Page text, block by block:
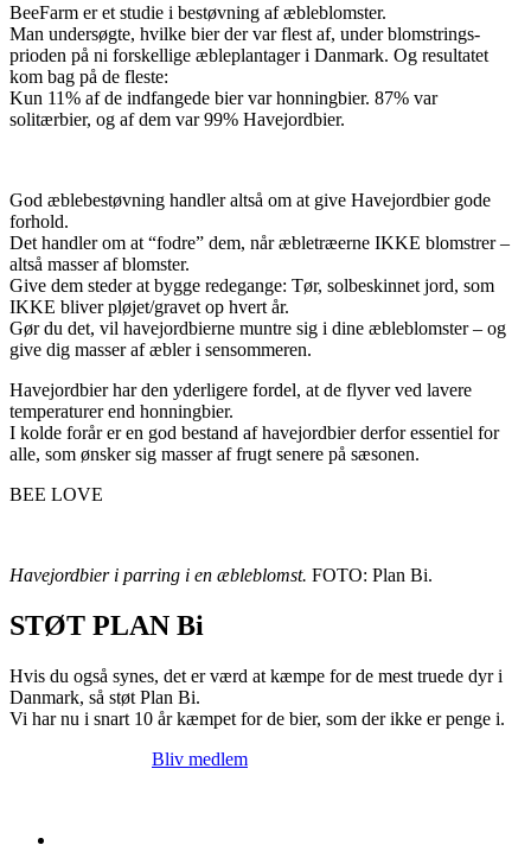
BeeFarm er et studie i bestøvning af æbleblomster.
Man undersøgte, hvilke bier der var flest af, under blomstrings-
prioden på ni forskellige æbleplantager i Danmark. Og resultatet
kom bag på de fleste:
Kun 11% af de indfangede bier var honningbier. 87% var
solitærbier, og af dem var 99% Havejordbier.
God æblebestøvning handler altså om at give Havejordbier gode
forhold.
Det handler om at “fodre” dem, når æbletræerne IKKE blomstrer –
altså masser af blomster.
Give dem steder at bygge redegange: Tør, solbeskinnet jord, som
IKKE bliver pløjet/gravet op hvert år.
Gør du det, vil havejordbierne muntre sig i dine æbleblomster – og
give dig masser af æbler i sensommeren.
Havejordbier har den yderligere fordel, at de flyver ved lavere
temperaturer end honningbier.
I kolde forår er en god bestand af havejordbier derfor essentiel for
alle, som ønsker sig masser af frugt senere på sæsonen.
BEE LOVE
Havejordbier i parring i en æbleblomst. FOTO: Plan Bi.
STØT PLAN Bi
Hvis du også synes, det er værd at kæmpe for de mest truede dyr i
Danmark, så støt Plan Bi.
Vi har nu i snart 10 år kæmpet for de bier, som der ikke er penge i.
Bliv medlem